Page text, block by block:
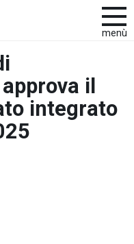
menù
il
integrato